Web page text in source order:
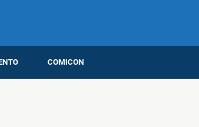
COMICON